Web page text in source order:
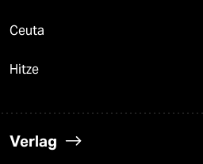
Ceuta
Hitze
Verlag